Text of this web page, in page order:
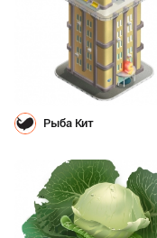
Рыба Кит